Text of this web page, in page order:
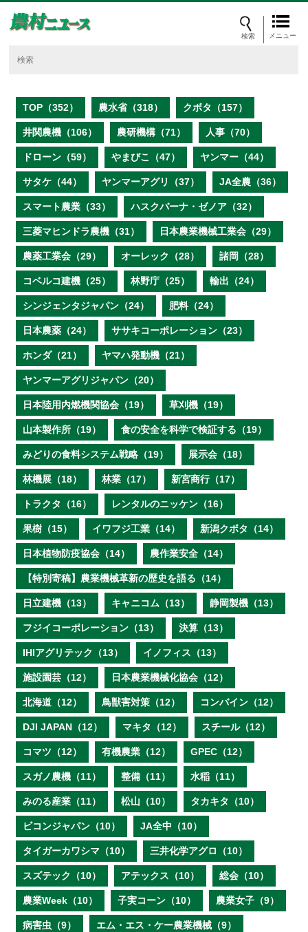
メニュー
TOP（352） 農水省（318） クボタ（157）
井関農機（106） 農研機構（71） 人事（70）
ドローン（59） やまびこ（47） ヤンマー（44）
サタケ（44） ヤンマーアグリ（37） JA全農（36）
スマート農業（33） ハスクバーナ・ゼノア（32）
三菱マヒンドラ農機（31） 日本農業機械工業会（29）
農薬工業会（29） オーレック（28） 諸岡（28）
コベルコ建機（25） 林野庁（25） 輸出（24）
シンジェンタジャパン（24） 肥料（24）
日本農薬（24） ササキコーポレーション（23）
ホンダ（21） ヤマハ発動機（21）
ヤンマーアグリジャパン（20）
日本陸用内燃機関協会（19） 草刈機（19）
山本製作所（19） 食の安全を科学で検証する（19）
みどりの食料システム戦略（19） 展示会（18）
林機展（18） 林業（17） 新宮商行（17）
トラクタ（16） レンタルのニッケン（16）
果樹（15） イワフジ工業（14） 新潟クボタ（14）
日本植物防疫協会（14） 農作業安全（14）
【特別寄稿】農業機械革新の歴史を語る（14）
日立建機（13） キャニコム（13） 静岡製機（13）
フジイコーポレーション（13） 決算（13）
IHIアグリテック（13） イノフィス（13）
施設園芸（12） 日本農業機械化協会（12）
北海道（12） 鳥獣害対策（12） コンバイン（12）
DJI JAPAN（12） マキタ（12） スチール（12）
コマツ（12） 有機農業（12） GPEC（12）
スガノ農機（11） 整備（11） 水稲（11）
みのる産業（11） 松山（10） タカキタ（10）
ビコンジャパン（10） JA全中（10）
タイガーカワシマ（10） 三井化学アグロ（10）
スズテック（10） アテックス（10） 総会（10）
農業Week（10） 子実コーン（10） 農業女子（9）
病害虫（9） エム・エス・ケー農業機械（9）